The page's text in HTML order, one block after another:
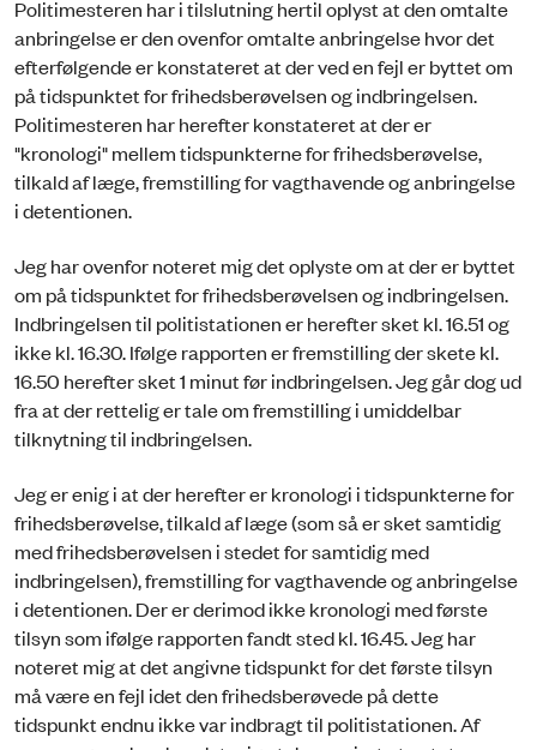
Politimesteren har i tilslutning hertil oplyst at den omtalte
anbringelse er den ovenfor omtalte anbringelse hvor det
efterfølgende er konstateret at der ved en fejl er byttet om
på tidspunktet for frihedsberøvelsen og indbringelsen.
Politimesteren har herefter konstateret at der er
"kronologi" mellem tidspunkterne for frihedsberøvelse,
tilkald af læge, fremstilling for vagthavende og anbringelse
i detentionen.
Jeg har ovenfor noteret mig det oplyste om at der er byttet
om på tidspunktet for frihedsberøvelsen og indbringelsen.
Indbringelsen til politistationen er herefter sket kl. 16.51 og
ikke kl. 16.30. Ifølge rapporten er fremstilling der skete kl.
16.50 herefter sket 1 minut før indbringelsen. Jeg går dog ud
fra at der rettelig er tale om fremstilling i umiddelbar
tilknytning til indbringelsen.
Jeg er enig i at der herefter er kronologi i tidspunkterne for
frihedsberøvelse, tilkald af læge (som så er sket samtidig
med frihedsberøvelsen i stedet for samtidig med
indbringelsen), fremstilling for vagthavende og anbringelse
i detentionen. Der er derimod ikke kronologi med første
tilsyn som ifølge rapporten fandt sted kl. 16.45. Jeg har
noteret mig at det angivne tidspunkt for det første tilsyn
må være en fejl idet den frihedsberøvede på dette
tidspunkt endnu ikke var indbragt til politistationen. Af